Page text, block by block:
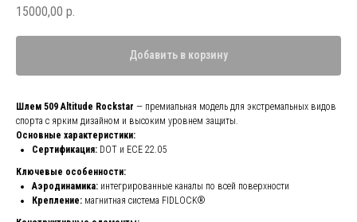
15000,00 р.
Добавить в корзину
Шлем 509 Altitude Rockstar — премиальная модель для экстремальных видов
спорта с ярким дизайном и высоким уровнем защиты.
Основные характеристики:
Сертификация: DOT и ECE 22.05
Ключевые особенности:
Аэродинамика: интегрированные каналы по всей поверхности
Крепление: магнитная система FIDLOCK®